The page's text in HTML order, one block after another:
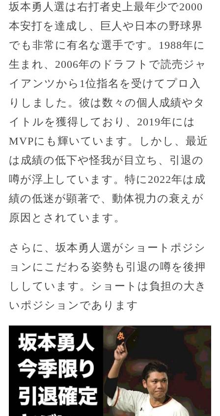
坂本勇人選は右打者史上最年少で2000
本安打を達成し、巨人や日本の野球界
でも非常に有名な選手です。1988年に
生まれ、2006年のドラフトで読売ジャ
イアンツから1位指名を受けてプロ入
りしました。彼は数々の個人成績やタ
イトルを獲得しており、2019年には
MVPにも輝いています。しかし、最近
は成績の低下や怪我が目立ち、引退の
噂が浮上しています。特に2022年は成
績の低迷が顕著で、動体視力の衰えが
原因とされています。
さらに、坂本勇人選がショートポジシ
ョンにこだわる姿勢も引退の噂を後押
ししています。ショートは負担の大き
いポジションであります